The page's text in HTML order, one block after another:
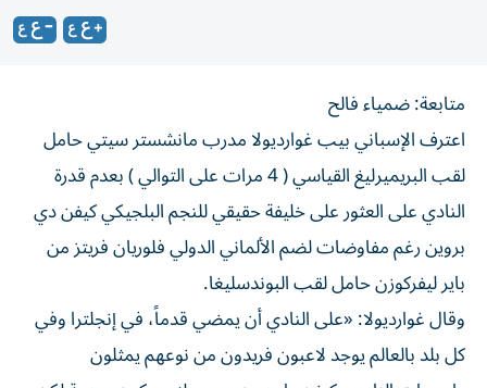
متابعة: ضمياء فالح
اعترف الإسباني بيب غوارديولا مدرب مانشستر سيتي حامل
لقب البريميرليغ القياسي ( 4 مرات على التوالي ) بعدم قدرة
النادي على العثور على خليفة حقيقي للنجم البلجيكي كيفن دي
بروين رغم مفاوضات لضم الألماني الدولي فلوريان فريتز من
باير ليفركوزن حامل لقب البوندسليغا.
وقال غوارديولا: «على النادي أن يمضي قدماً، في إنجلترا وفي
كل بلد بالعالم يوجد لاعبون فريدون من نوعهم يمثلون